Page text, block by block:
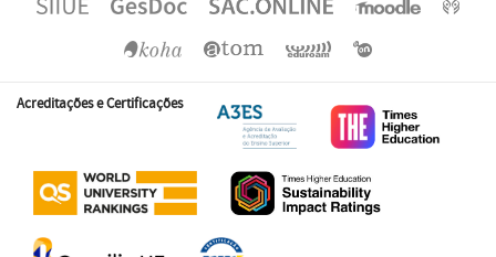
Acreditações e Certificações